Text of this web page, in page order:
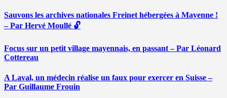
Sauvons les archives nationales Freinet hébergées à Mayenne !
– Par Hervé Moullé 🔓
Focus sur un petit village mayennais, en passant – Par Léonard
Cottereau
A Laval, un médecin réalise un faux pour exercer en Suisse –
Par Guillaume Frouin